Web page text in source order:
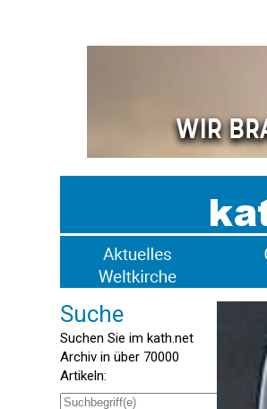
Suche
Suchen Sie im kath.net
Archiv in über 70000
Artikeln: